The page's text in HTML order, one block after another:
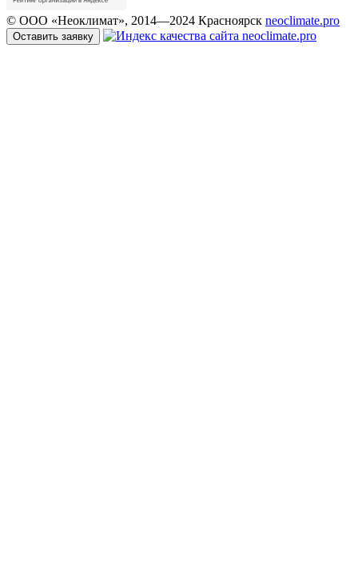
© ООО «Неоклимат», 2014—2024 Красноярск neoclimate.pro
Оставить заявку